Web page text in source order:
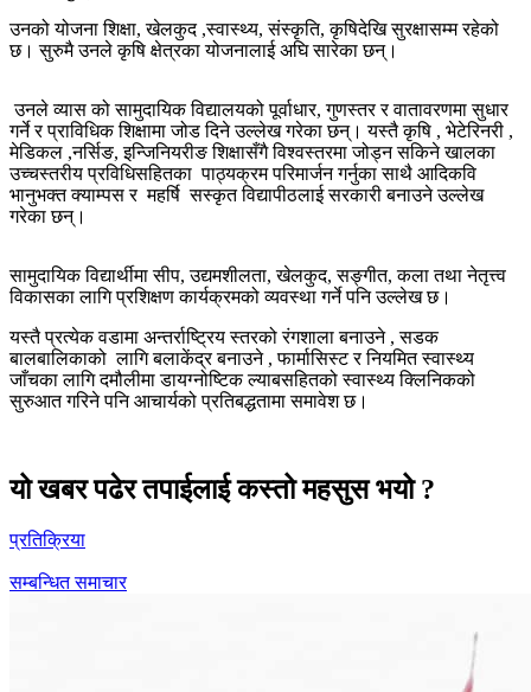
उनको योजना शिक्षा, खेलकुद ,स्वास्थ्य, संस्कृति, कृषिदेखि सुरक्षासम्म रहेको
छ। सुरुमै उनले कृषि क्षेत्रका योजनालाई अघि सारेका छन्।
उनले व्यास को सामुदायिक विद्यालयको पूर्वाधार, गुणस्तर र वातावरणमा सुधार
गर्ने र प्राविधिक शिक्षामा जोड दिने उल्लेख गरेका छन्। यस्तै कृषि , भेटेरिनरी ,
मेडिकल ,नर्सिङ, इन्जिनियरीङ शिक्षासँगै विश्वस्तरमा जोड्न सकिने खालका
उच्चस्तरीय प्रविधिसहितका पाठ्यक्रम परिमार्जन गर्नुका साथै आदिकवि
भानुभक्त क्याम्पस र महर्षि सस्कृत विद्यापीठलाई सरकारी बनाउने उल्लेख
गरेका छन्।
सामुदायिक विद्यार्थीमा सीप, उद्यमशीलता, खेलकुद, सङ्गीत, कला तथा नेतृत्त्व
विकासका लागि प्रशिक्षण कार्यक्रमको व्यवस्था गर्ने पनि उल्लेख छ।
यस्तै प्रत्येक वडामा अन्तर्राष्ट्रिय स्तरको रंगशाला बनाउने , सडक
बालबालिकाको लागि बलाकेंद्र बनाउने , फार्मासिस्ट र नियमित स्वास्थ्य
जाँचका लागि दमौलीमा डायग्नोष्टिक ल्याबसहितको स्वास्थ्य क्लिनिकको
सुरुआत गरिने पनि आचार्यको प्रतिबद्धतामा समावेश छ।
यो खबर पढेर तपाईलाई कस्तो महसुस भयो ?
प्रतिक्रिया
सम्बन्धित समाचार